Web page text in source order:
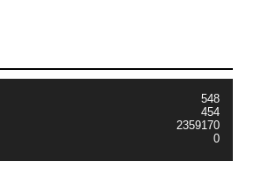
548
454
2359170
0